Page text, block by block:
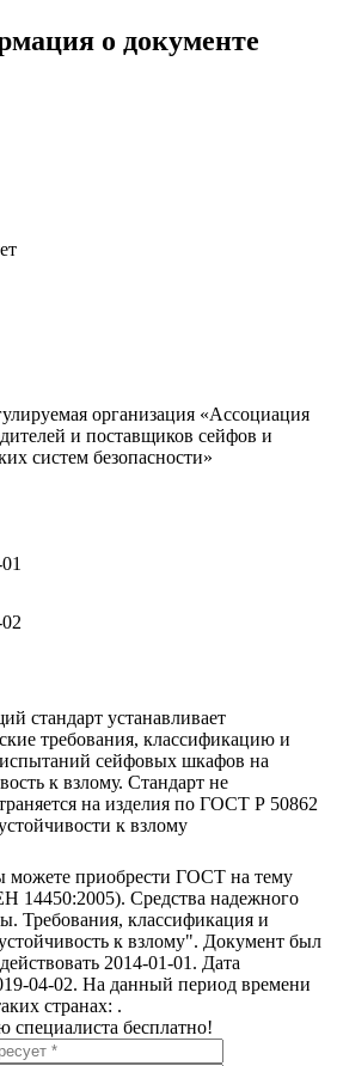
о документе
организация «Ассоциация
и поставщиков сейфов и
систем безопасности»
стандарт устанавливает
требования, классификацию и
сейфовых шкафов на
к взлому. Стандарт не
на изделия по ГОСТ Р 50862
к взлому
можете приобрести ГОСТ на тему
14450:2005). Средства надежного
Требования, классификация и
к взлому". Документ был
2014-01-01. Дата
04-02. На данный период времени
странах: .
специалиста бесплатно!